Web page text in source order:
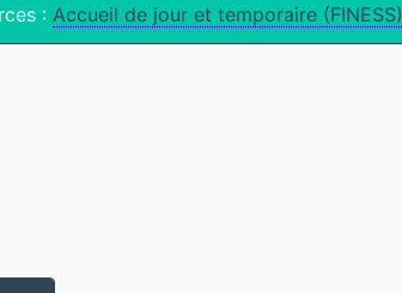
: Accueil de jour et temporaire (FINESS)